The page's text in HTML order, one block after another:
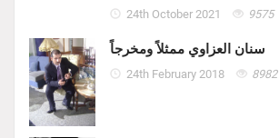
24th October 2021 9575
سنان العزاوي ممثلاً ومخرجاً
24th February 2018 8982